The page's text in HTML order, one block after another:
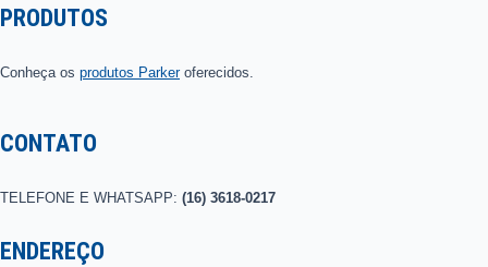
PRODUTOS
Conheça os produtos Parkeroferecidos.
CONTATO
TELEFONE E WHATSAPP: (16) 3618-0217
ENDEREÇO